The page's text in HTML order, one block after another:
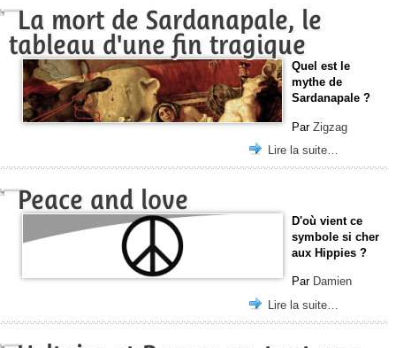
La mort de Sardanapale, le
tableau d'une fin tragique
Quel est le
mythe de
Sardanapale ?
Par Zigzag
Lire la suite…
Peace and love
D'où vient ce
symbole si cher
aux Hippies ?
Par Damien
Lire la suite…